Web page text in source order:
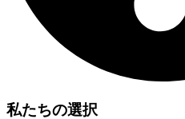
私たちの選択